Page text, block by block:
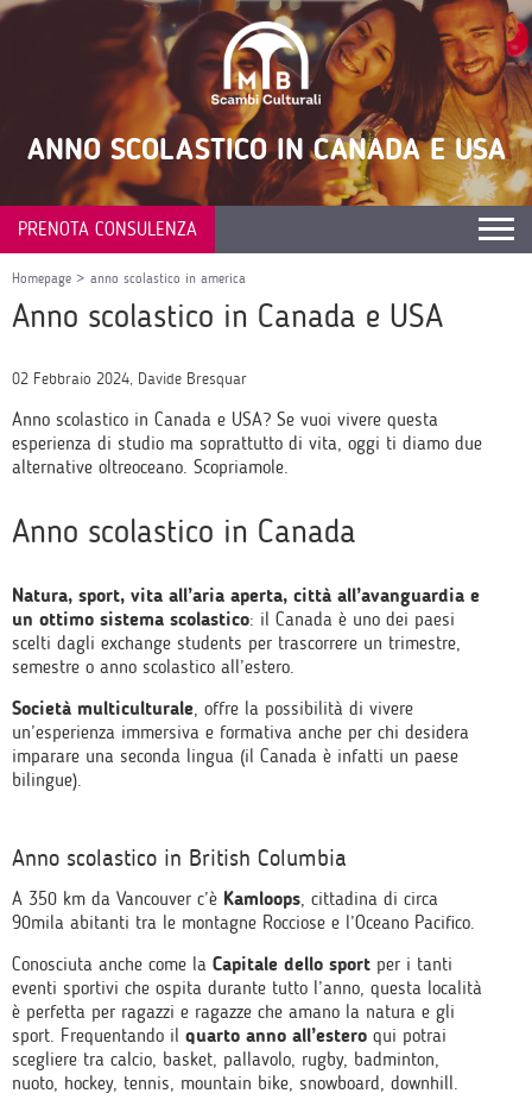
ANNO SCOLASTICO IN CANADA E USA
PRENOTA CONSULENZA
Homepage > anno scolastico in america
Anno scolastico in Canada e USA
02 Febbraio 2024, Davide Bresquar
Anno scolastico in Canada e USA? Se vuoi vivere questa
esperienza di studio ma soprattutto di vita, oggi ti diamo due
alternative oltreoceano. Scopriamole.
Anno scolastico in Canada
Natura, sport, vita all’aria aperta, città all’avanguardia e
un ottimo sistema scolastico: il Canada è uno dei paesi
scelti dagli exchange students per trascorrere un trimestre,
semestre o anno scolastico all’estero.
Società multiculturale, offre la possibilità di vivere
un’esperienza immersiva e formativa anche per chi desidera
imparare una seconda lingua (il Canada è infatti un paese
bilingue).
Anno scolastico in British Columbia
A 350 km da Vancouver c’è Kamloops, cittadina di circa
90mila abitanti tra le montagne Rocciose e l’Oceano Pacifico.
Conosciuta anche come la Capitale dello sport per i tanti
eventi sportivi che ospita durante tutto l’anno, questa località
è perfetta per ragazzi e ragazze che amano la natura e gli
sport. Frequentando il quarto anno all’estero qui potrai
scegliere tra calcio, basket, pallavolo, rugby, badminton,
nuoto, hockey, tennis, mountain bike, snowboard, downhill.